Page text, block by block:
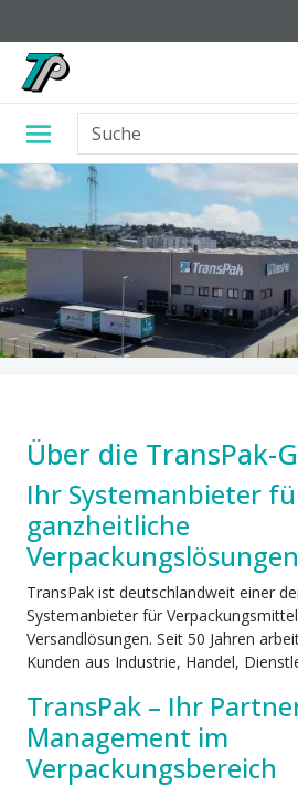
Über die TransPak-
Ihr Systemanbieter
ganzheitliche
Verpackungslösungen
TransPak ist deutschlandweit einer
Systemanbieter für
Versandlösungen. Seit 50 Jahren
Kunden aus Industrie, Handel,
TransPak – Ihr
Management im
Verpackungsbereich